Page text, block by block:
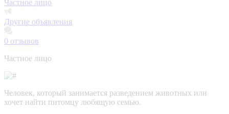
Частное лицо
Другие объявления
0 отзывов
Частное лицо
Человек, который занимается разведением животных или
хочет найти питомцу любящую семью.